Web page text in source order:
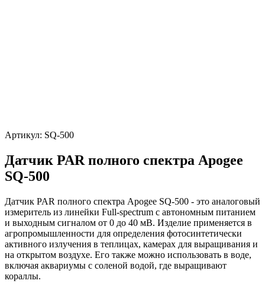
Артикул: SQ-500
Датчик PAR полного спектра Apogee
SQ-500
Датчик PAR полного спектра Apogee SQ-500 - это аналоговый
измеритель из линейки Full-spectrum с автономным питанием
и выходным сигналом от 0 до 40 мВ. Изделие применяется в
агропромышленности для определения фотосинтетически
активного излучения в теплицах, камерах для выращивания и
на открытом воздухе. Его также можно использовать в воде,
включая аквариумы с соленой водой, где выращивают
кораллы.